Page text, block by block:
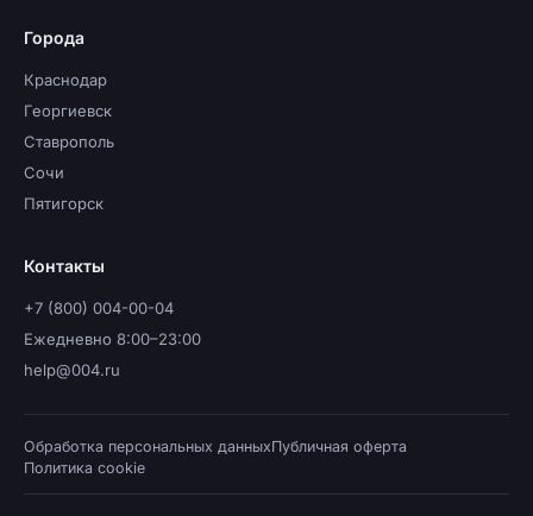
Города
Краснодар
Георгиевск
Ставрополь
Сочи
Пятигорск
Контакты
+7 (800) 004-00-04
Ежедневно 8:00–23:00
help@004.ru
Обработка персональных данныхПубличная оферта
Политика cookie